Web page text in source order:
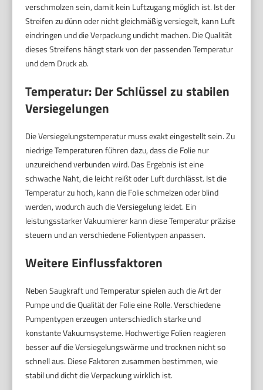
verschmolzen sein, damit kein Luftzugang möglich ist. Ist der
Streifen zu dünn oder nicht gleichmäßig versiegelt, kann Luft
eindringen und die Verpackung undicht machen. Die Qualität
dieses Streifens hängt stark von der passenden Temperatur
und dem Druck ab.
Temperatur: Der Schlüssel zu stabilen
Versiegelungen
Die Versiegelungstemperatur muss exakt eingestellt sein. Zu
niedrige Temperaturen führen dazu, dass die Folie nur
unzureichend verbunden wird. Das Ergebnis ist eine
schwache Naht, die leicht reißt oder Luft durchlässt. Ist die
Temperatur zu hoch, kann die Folie schmelzen oder blind
werden, wodurch auch die Versiegelung leidet. Ein
leistungsstarker Vakuumierer kann diese Temperatur präzise
steuern und an verschiedene Folientypen anpassen.
Weitere Einflussfaktoren
Neben Saugkraft und Temperatur spielen auch die Art der
Pumpe und die Qualität der Folie eine Rolle. Verschiedene
Pumpentypen erzeugen unterschiedlich starke und
konstante Vakuumsysteme. Hochwertige Folien reagieren
besser auf die Versiegelungswärme und trocknen nicht so
schnell aus. Diese Faktoren zusammen bestimmen, wie
stabil und dicht die Verpackung wirklich ist.